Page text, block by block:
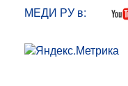
МЕДИ РУ в: